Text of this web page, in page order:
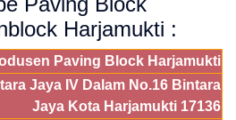
Harjamukti :
Paving Block Harjamukti
Jaya IV Dalam No.16 Bintara
Jaya Kota Harjamukti 17136